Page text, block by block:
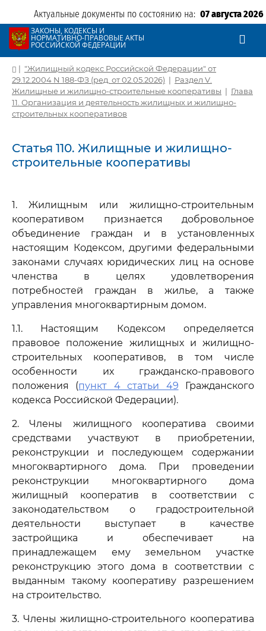
Актуальные документы по состоянию на: 07 августа 2026
ЗАКОНЫ, КОДЕКСЫ И
НОРМАТИВНО-ПРАВОВЫЕ АКТЫ
РОССИЙСКОЙ ФЕДЕРАЦИИ
| "Жилищный кодекс Российской Федерации" от
29.12.2004 N 188-ФЗ (ред. от 02.05.2026) | Раздел V.
Жилищные и жилищно-строительные кооперативы | Глава
11. Организация и деятельность жилищных и жилищно-
строительных кооперативов
Статья 110. Жилищные и жилищно-
строительные кооперативы
1. Жилищным или жилищно-строительным
кооперативом признается добровольное
объединение граждан и в установленных
настоящим Кодексом, другими федеральными
законами случаях юридических лиц на основе
членства в целях удовлетворения
потребностей граждан в жилье, а также
управления многоквартирным домом.
1.1. Настоящим Кодексом определяется
правовое положение жилищных и жилищно-
строительных кооперативов, в том числе
особенности их гражданско-правового
положения (пункт 4 статьи 49 Гражданского
кодекса Российской Федерации).
2. Члены жилищного кооператива своими
средствами участвуют в приобретении,
реконструкции и последующем содержании
многоквартирного дома. При проведении
реконструкции многоквартирного дома
жилищный кооператив в соответствии с
законодательством о градостроительной
деятельности выступает в качестве
застройщика и обеспечивает на
принадлежащем ему земельном участке
реконструкцию этого дома в соответствии с
выданным такому кооперативу разрешением
на строительство.
3. Члены жилищно-строительного кооператива